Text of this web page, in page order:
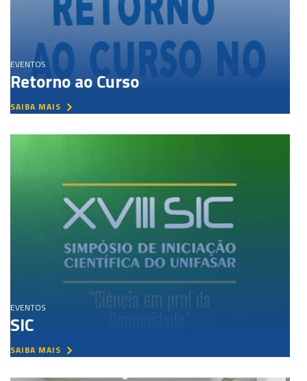
EVENTOS
Retorno ao Curso
SAIBA MAIS
EVENTOS
SIC
SAIBA MAIS